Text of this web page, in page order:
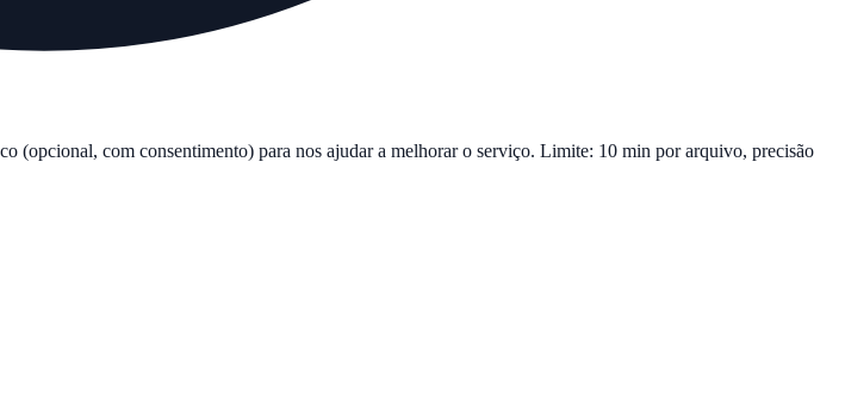
(opcional, com consentimento) para nos ajudar a melhorar o serviço. Limite: 10 min por arquivo, precisão